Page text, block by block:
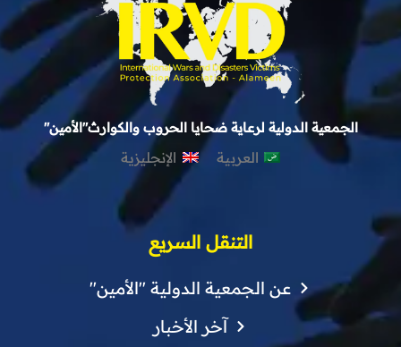
الجمعية الدولية لرعاية ضحايا الحروب والكوارث"الأمين"
العربية الإنجليزية
التنقل السريع
عن الجمعية الدولية "الأمين"
آخر الأخبار